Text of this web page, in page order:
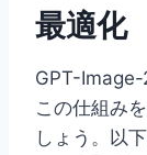
最適化
GPT-Image-
この仕組み
しょう。以